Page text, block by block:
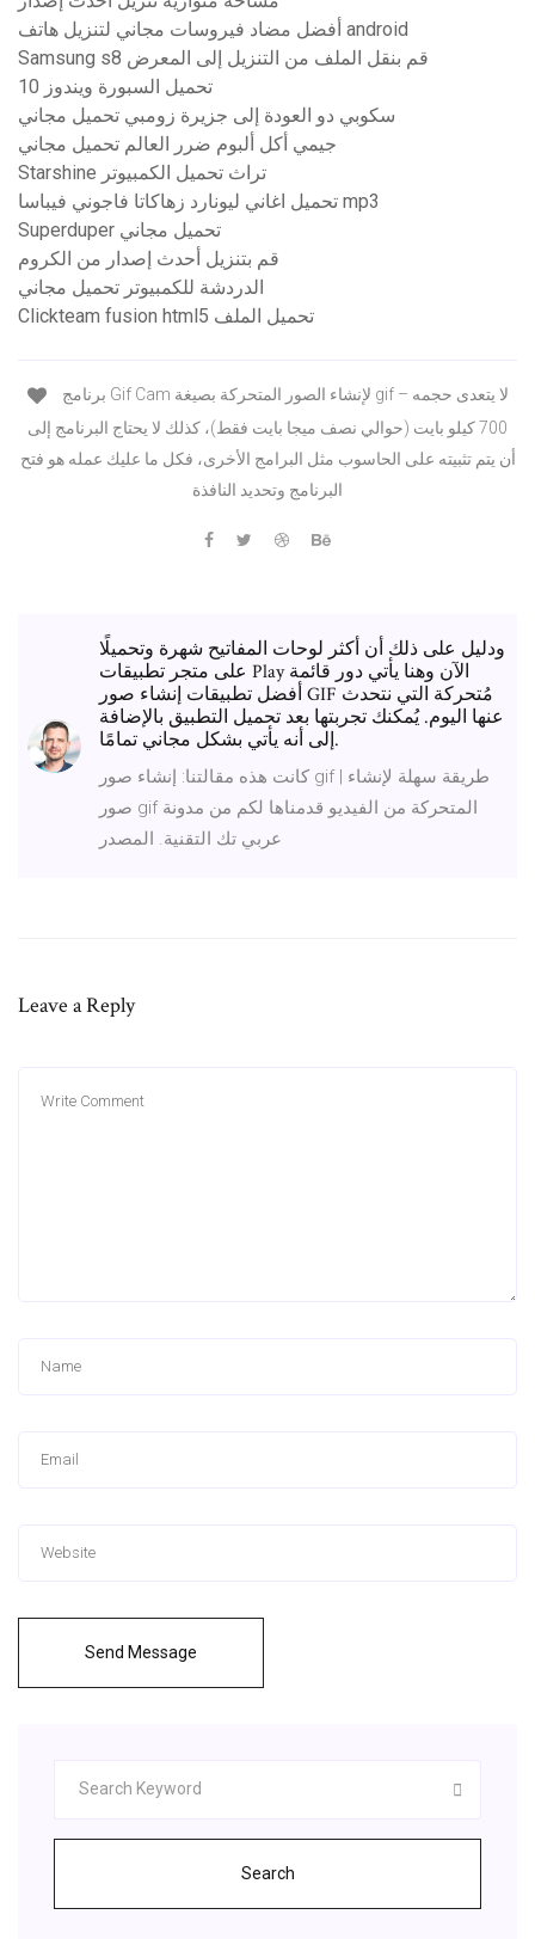
أفضل مضاد فيروسات مجاني لتنزيل هاتف android
Samsung s8 قم بنقل الملف من التنزيل إلى المعرض
تحميل السبورة ويندوز 10
سكوبي دو العودة إلى جزيرة زومبي تحميل مجاني
جيمي أكل ألبوم ضرر العالم تحميل مجاني
Starshine تراث تحميل الكمبيوتر
تحميل اغاني ليونارد زهاكاتا فاجوني فيباسا mp3
Superduper تحميل مجاني
قم بتنزيل أحدث إصدار من الكروم
الدردشة للكمبيوتر تحميل مجاني
Clickteam fusion html5 تحميل الملف
700 كيلو بايت (حوالي نصف ميجا بايت فقط)، كذلك لا يحتاج البرنامج إلى
أن يتم تثبيته على الحاسوب مثل البرامج الأخرى، فكل ما عليك عمله هو فتح
البرنامج وتحديد النافذة
ودليل على ذلك أن أكثر لوحات المفاتيح شهرة وتحميلًا
على متجر تطبيقات Play الآن وهنا يأتي دور قائمة
أفضل تطبيقات إنشاء صور GIF مُتحركة التي نتحدث
عنها اليوم. يُمكنك تجربتها بعد تحميل التطبيق بالإضافة
إلى أنه يأتي بشكل مجاني تمامًا.
كانت هذه مقالتنا: إنشاء صور gif | طريقة سهلة لإنشاء
صور gif المتحركة من الفيديو قدمناها لكم من مدونة
عربي تك التقنية. المصدر
Leave a Reply
Send Message
Search